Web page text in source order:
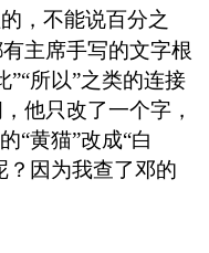
，不能说百分之
主席手写的文字根
”“所以”之类的连接
他只改了一个字，
“黄猫”改成“白
？因为我查了邓的